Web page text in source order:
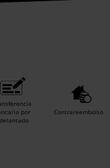
por
Contrareembolso